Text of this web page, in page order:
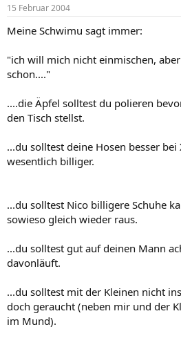
15 Februar 2004
Meine Schwimu sagt immer:
"ich will mich nicht einmischen,
schon...."
....die Äpfel solltest du polieren
den Tisch stellst.
...du solltest deine Hosen besser bei
wesentlich billiger.
...du solltest Nico billigere Schuhe
sowieso gleich wieder raus.
...du solltest gut auf deinen Mann
davonläuft.
...du solltest mit der Kleinen nicht
doch geraucht (neben mir und der
im Mund).